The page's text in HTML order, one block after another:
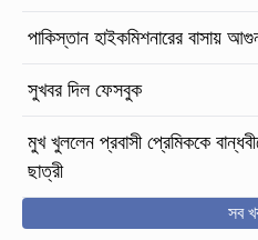
পাকিস্তান হাইকমিশনারের বাসায়
সুখবর দিল ফেসবুক
মুখ খুললেন প্রবাসী প্রেমিককে
ছাত্রী
সব